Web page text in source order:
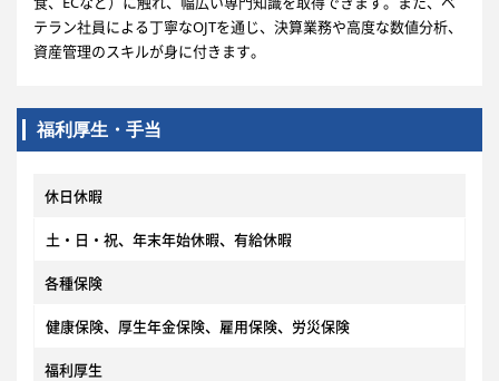
テラン社員による丁寧なOJTを通じ、決算業務や高度な数値分析、
資産管理のスキルが身に付きます。
福利厚生・手当
休日休暇
土・日・祝、年末年始休暇、有給休暇
各種保険
健康保険、厚生年金保険、雇用保険、労災保険
福利厚生